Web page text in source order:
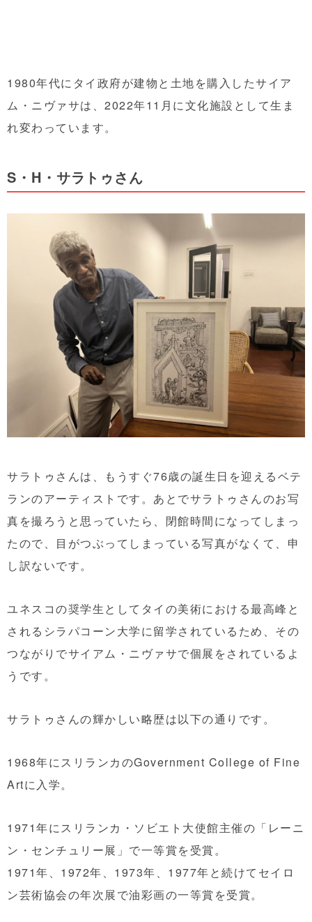
1980年代にタイ政府が建物と土地を購入したサイア
ム・ニヴァサは、2022年11月に文化施設として生ま
れ変わっています。
S・H・サラトゥさん
サラトゥさんは、もうすぐ76歳の誕生日を迎えるベテ
ランのアーティストです。あとでサラトゥさんのお写
真を撮ろうと思っていたら、閉館時間になってしまっ
たので、目がつぶってしまっている写真がなくて、申
し訳ないです。
ユネスコの奨学生としてタイの美術における最高峰と
されるシラパコーン大学に留学されているため、その
つながりでサイアム・ニヴァサで個展をされているよ
うです。
サラトゥさんの輝かしい略歴は以下の通りです。
1968年にスリランカのGovernment College of Fine
Artに入学。
1971年にスリランカ・ソビエト大使館主催の「レーニ
ン・センチュリー展」で一等賞を受賞。
1971年、1972年、1973年、1977年と続けてセイロ
ン芸術協会の年次展で油彩画の一等賞を受賞。